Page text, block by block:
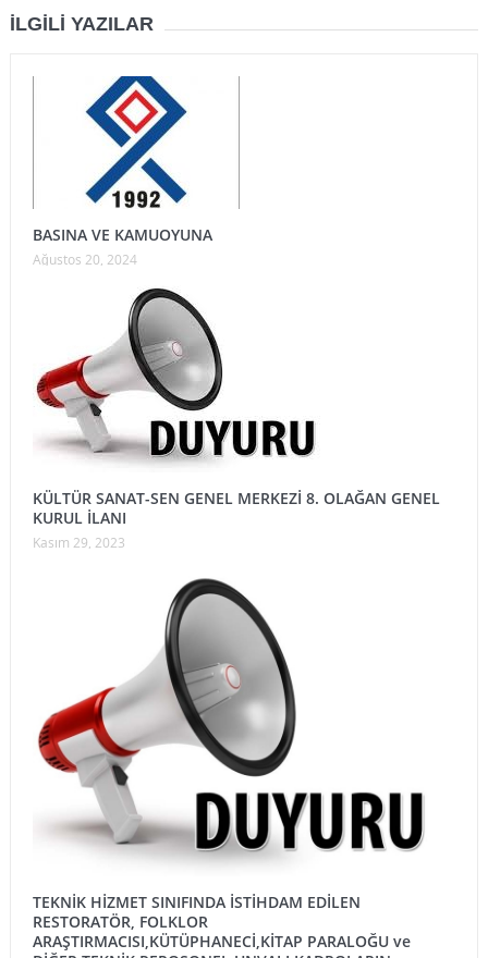
İLGILI YAZILAR
BASINA VE KAMUOYUNA
Ağustos 20, 2024
KÜLTÜR SANAT-SEN GENEL MERKEZİ 8. OLAĞAN GENEL
KURUL İLANI
Kasım 29, 2023
TEKNİK HİZMET SINIFINDA İSTİHDAM EDİLEN
RESTORATÖR, FOLKLOR
ARAŞTIRMACISI,KÜTÜPHANECİ,KİTAP PARALOĞU ve